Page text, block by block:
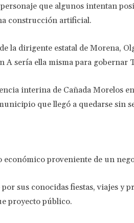
que algunos intentan
construcción artificial.
la dirigente estatal de Morena,
A sería ella misma para gobernar
interina de Cañada Morelos
que llegó a quedarse sin
económico proveniente de un
sus conocidas fiestas, viajes y
proyecto público.